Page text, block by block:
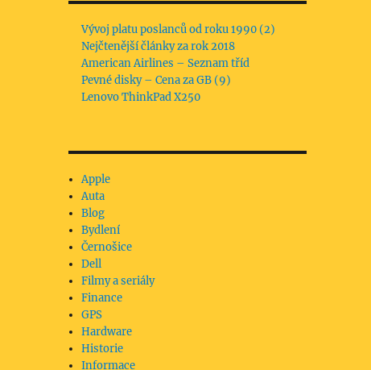
Vývoj platu poslanců od roku 1990 (2)
Nejčtenější články za rok 2018
American Airlines – Seznam tříd
Pevné disky – Cena za GB (9)
Lenovo ThinkPad X250
Apple
Auta
Blog
Bydlení
Černošice
Dell
Filmy a seriály
Finance
GPS
Hardware
Historie
Informace